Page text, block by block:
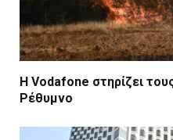
Η Vodafone στηρίζει
Ρέθυμνο